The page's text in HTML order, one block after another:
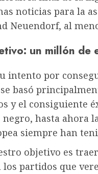
noticias para la
Neuendorf, al
un millón de
intento por
se basó
y el consiguiente
negro, hasta ahora
siempre han
objetivo es
los partidos que